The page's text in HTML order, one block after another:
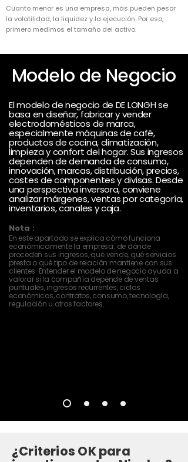
Cuanto menor es una empresa, más pueden pesar
la volatilidad, la liquidez y la ejecución. Por eso,
primero medimos el tamaño del activo.
Modelo de Negocio
El modelo de negocio de DE LONGH se
basa en diseñar, fabricar y vender
electrodomésticos de marca,
especialmente máquinas de café,
productos de cocina, climatización,
limpieza y confort del hogar. Sus ingresos
dependen de demanda de consumo,
innovación, marcas, distribución, precios,
costes de componentes y divisas. Desde
una perspectiva inversora, conviene
analizar márgenes, ventas por categoría,
inventarios, canales y caja.
Nota :
En este apartado se explica cómo funciona
económicamente la empresa: de dónde
proceden sus ingresos, qué vende, qué servicios
presta o qué tipo de relación mantiene con sus
clientes. Entender el modelo de negocio ayuda a
valorar si la compañía depende de ventas
puntuales, ingresos recurrentes, ciclos
económicos, contratos, consumo, tecnología,
regulación u otros factores.
¿Criterios OK para